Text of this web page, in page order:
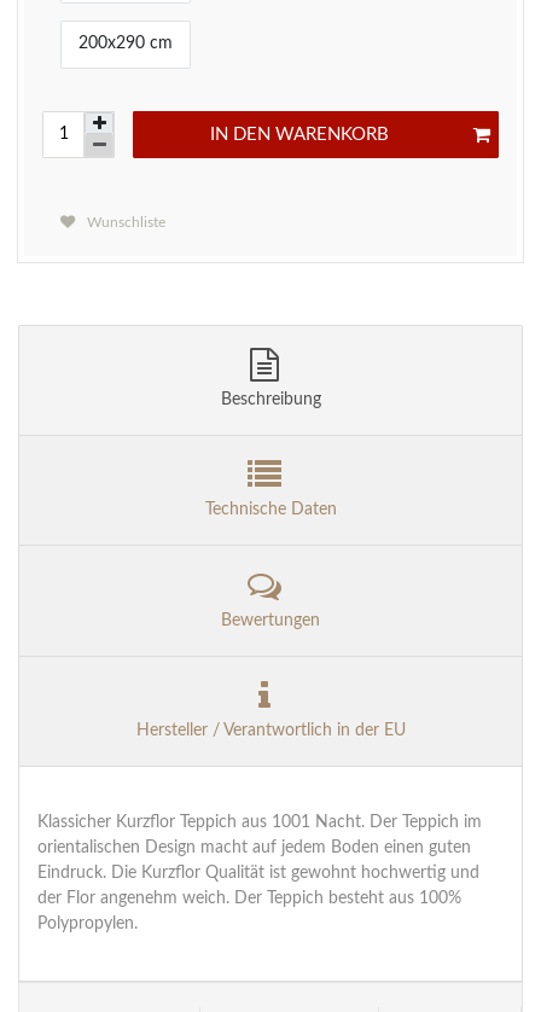
200x290 cm
IN DEN WARENKORB
Wunschliste
Beschreibung
Technische Daten
Bewertungen
Hersteller / Verantwortlich in der EU
Klassicher Kurzflor Teppich aus 1001 Nacht. Der Teppich im
orientalischen Design macht auf jedem Boden einen guten
Eindruck. Die Kurzflor Qualität ist gewohnt hochwertig und
der Flor angenehm weich. Der Teppich besteht aus 100%
Polypropylen.